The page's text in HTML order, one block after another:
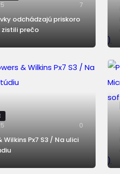
7
odchádzajú priskoro
zistili prečo
)
0
Wilkins Px7 S3 / Na ulici
)